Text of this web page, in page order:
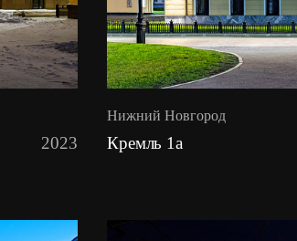
2023
Нижний Новгород
Кремль 1а